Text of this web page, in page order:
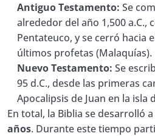
15. Manual de Estudio Bíblico
Quiz Lección 15. Manual de
Bíblico
16. Manual de Estudio Bíblico #
Quiz Lección 16. Manual de
Bíblico
Antiguo Testamento: Se
alrededor del año 1,500 a.C.,
Pentateuco, y se cerró hacia
últimos profetas (Malaquías).
Nuevo Testamento: Se
95 d.C., desde las primeras
Apocalipsis de Juan en la isla
En total, la Biblia se desarrolló
años. Durante este tiempo